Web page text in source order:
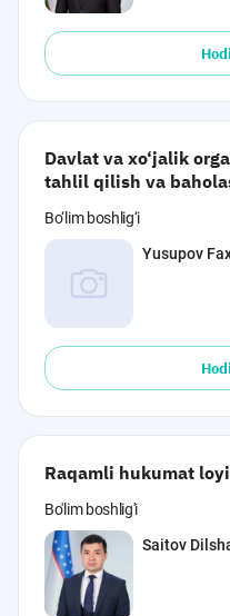
Davlat va xo‘jalik
tahlil qilish va
Bo‘lim boshlig‘i
Yusupov
Raqamli hukumat
Bo'lim boshlig'i
Saitov